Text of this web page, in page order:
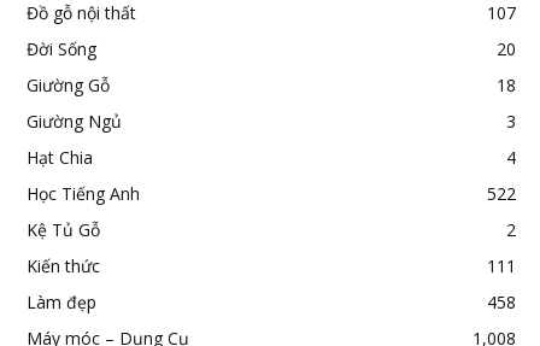
Đồ gỗ nội thất
107
Đời Sống
20
Giường Gỗ
18
Giường Ngủ
3
Hạt Chia
4
Học Tiếng Anh
522
Kệ Tủ Gỗ
2
Kiến thức
111
Làm đẹp
458
Máy móc – Dụng Cụ
1,008